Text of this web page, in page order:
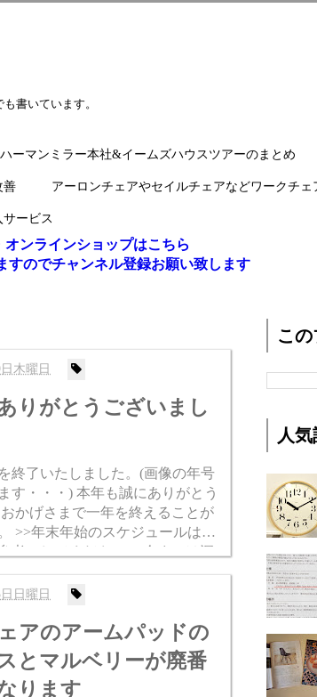
書いています。
ハーマンミラー本社&イームズハウスツアーのまとめ
善 アーロンチェアやセイルチェアなどワークチェ
ービス
オンラインショップはこちら
すのでチャンネル登録お願い致します
木曜日
りがとうございまし
終了いたしました。(画像の年号
す・・・) 本年も誠にありがとう
かげさまで一年を終えることが
>>年末年始のスケジュールはこ
考にしてください。 今までは深
ラインの返信や受注対応をし...
日曜日
アのアームパッドの
とマルベリーが廃番
ります
こ
人